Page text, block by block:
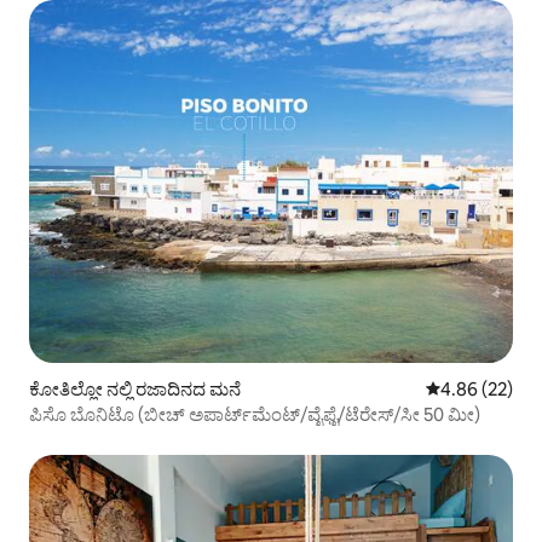
ಕೋತಿಲ್ಲೋ ನಲ್ಲಿ ರಜಾದಿನದ ಮನೆ 5 ರಲ್ಲಿ 4.86
4.86 (22)
ಪಿಸೊ ಬೊನಿಟೊ (ಬೀಚ್ ಅಪಾರ್ಟ್‌ಮೆಂಟ್/ವೈಫೈ/ಟೆರೇಸ್/ಸೀ 50 ಮೀ)